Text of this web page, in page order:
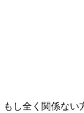
し全く関係ない